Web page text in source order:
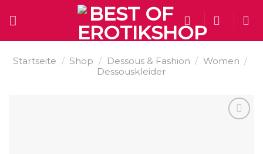
Startseite / Shop / Dessous & Fashion / Women /
Dessouskleider